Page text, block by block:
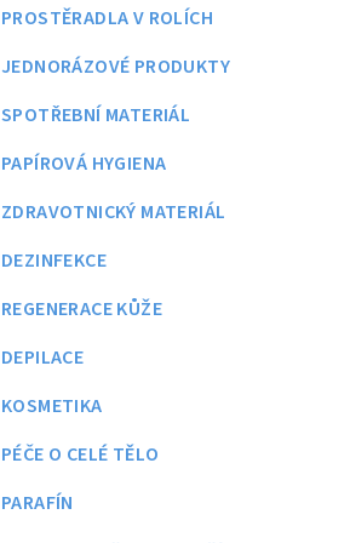
PROSTĚRADLA V ROLÍCH
JEDNORÁZOVÉ PRODUKTY
SPOTŘEBNÍ MATERIÁL
PAPÍROVÁ HYGIENA
ZDRAVOTNICKÝ MATERIÁL
DEZINFEKCE
REGENERACE KŮŽE
DEPILACE
KOSMETIKA
PÉČE O CELÉ TĚLO
PARAFÍN